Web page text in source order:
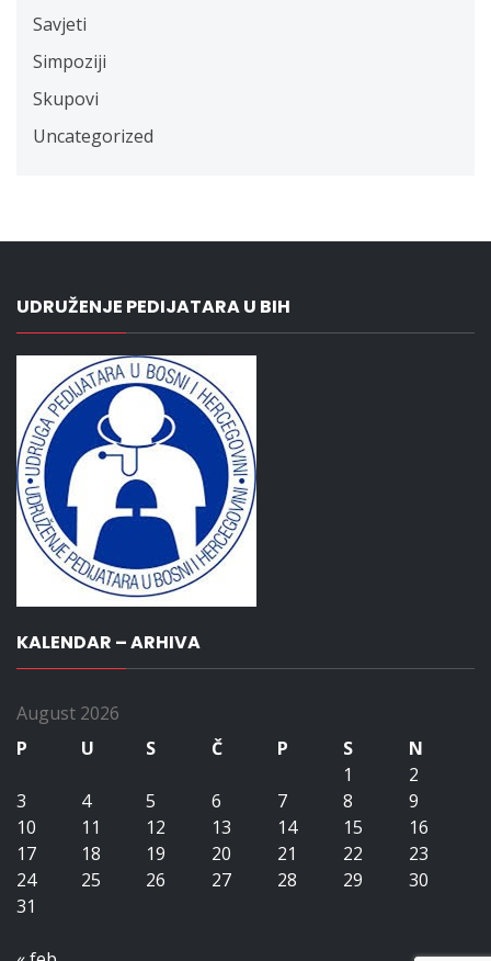
Savjeti
Simpoziji
Skupovi
Uncategorized
UDRUŽENJE PEDIJATARA U BIH
KALENDAR – ARHIVA
August 2026
P
U S Č P S
N
1
2
3
4 5 6 7 8
9
10
11 12 13 14 15
16
17
18 19 20 21 22
23
24
25 26 27 28 29
30
31